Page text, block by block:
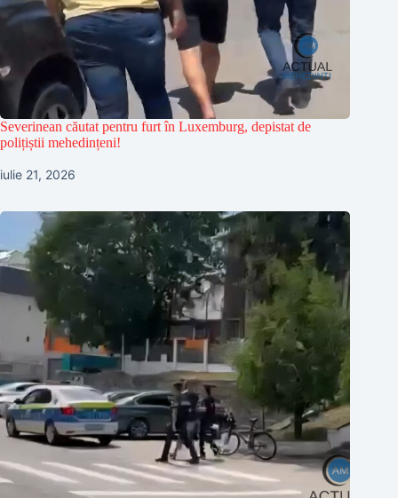
Severinean căutat pentru furt în Luxemburg, depistat de
polițiștii mehedințeni!
iulie 21, 2026